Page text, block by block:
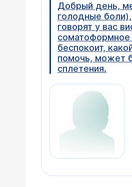
Добрый день,
голодные
говорят у вас
соматоформное
беспокоит,
помочь, может
сплетения.